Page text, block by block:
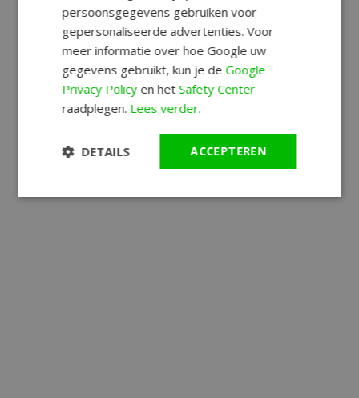
persoonsgegevens gebruiken voor
gepersonaliseerde advertenties. Voor
meer informatie over hoe Google uw
gegevens gebruikt, kun je deGoogle
Privacy Policyen hetSafety Center
raadplegen. Lees verder.
ACCEPTEREN
DETAILS